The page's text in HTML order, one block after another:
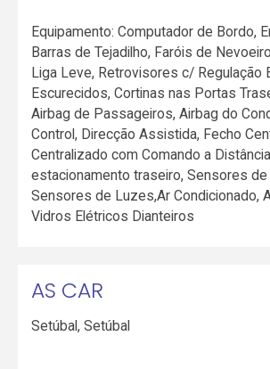
Equipamento: Computador de Bordo,
Barras de Tejadilho, Faróis de
Liga Leve, Retrovisores c/ Regulação
Escurecidos, Cortinas nas Portas
Airbag de Passageiros, Airbag do
Control, Direcção Assistida, Fecho
Centralizado com Comando a
estacionamento traseiro, Sensores de
Sensores de Luzes,Ar Condicionado,
Vidros Elétricos Dianteiros
AS CAR
Setúbal,Setúbal